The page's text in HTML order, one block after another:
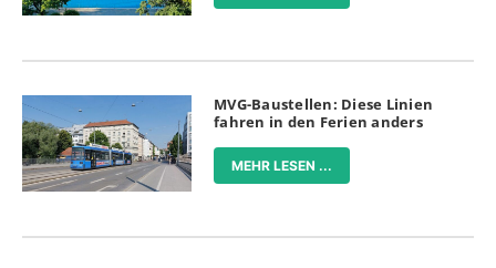
MVG-Baustellen: Diese Linien
fahren in den Ferien anders
MEHR LESEN ...